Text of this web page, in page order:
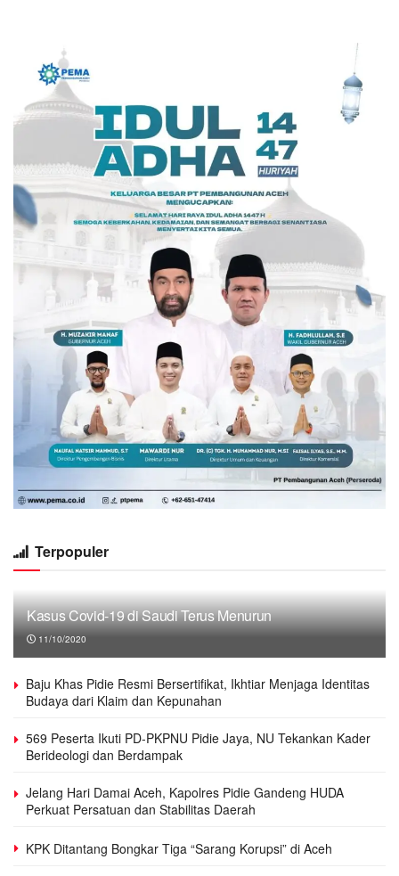
Terpopuler
Kasus Covid-19 di Saudi Terus Menurun
11/10/2020
Baju Khas Pidie Resmi Bersertifikat, Ikhtiar Menjaga Identitas
Budaya dari Klaim dan Kepunahan
569 Peserta Ikuti PD-PKPNU Pidie Jaya, NU Tekankan Kader
Berideologi dan Berdampak
Jelang Hari Damai Aceh, Kapolres Pidie Gandeng HUDA
Perkuat Persatuan dan Stabilitas Daerah
KPK Ditantang Bongkar Tiga “Sarang Korupsi” di Aceh